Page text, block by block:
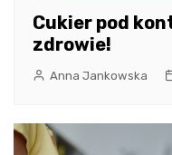
Cukier pod
zdrowie!
Anna Jankowska